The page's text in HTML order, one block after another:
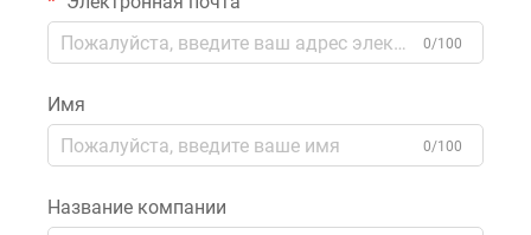
0/100
Имя
0/100
Название компании